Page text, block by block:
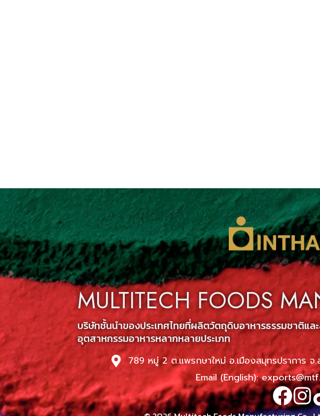
MULTITECH FOODS
บริษัทชั้นนำของประเทศไทยที่ผลิตวัตถุดิบอาหารธรรมชาติแ
อุตสาหกรรมอาหารหลากหลายประเภท
789 หมู่ 2 ต.แพรกษาใหม่ อ.เมืองสมุทรปราการ จ
Email (English):